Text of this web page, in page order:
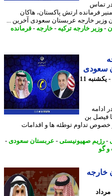
ارتش پاکستان، هاکان
خارجه عربستان سعودی آخرین ...
خارجه ترکیه-خارجه-فرمانده
6 روز پیش - یکشنبه 11
بن
تداوم توطئه ها و اقدامات
صهیونیستی-عربستان سعودی-